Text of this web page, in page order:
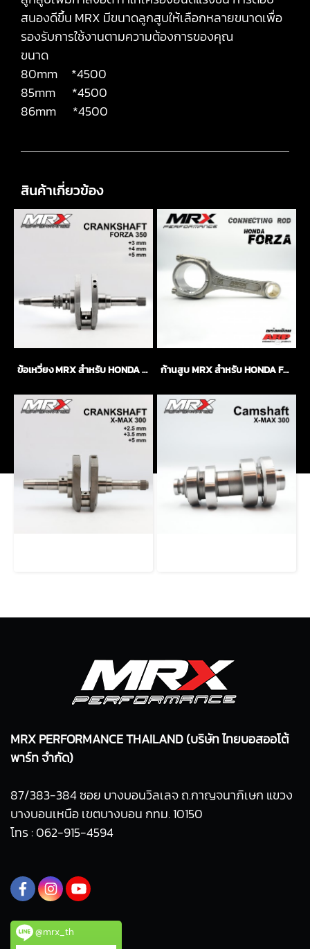
สนองดีขึ้น MRX มีขนาดลูกสูบให้เลือกหลายขนาดเพื่อ
รองรับการใช้งานตามความต้องการของคุณ
ขนาด
80mm *4500
85mm *4500
86mm *4500
สินค้าเกี่ยวข้อง
ข้อเหวี่ยง MRX สำหรับ HONDA FORZA ก้านสูบ MRX สำหรับ HONDA FORZA PIN 18mm.
MRX PERFORMANCE THAILAND (บริษัท ไทยบอสออโต้
พาร์ท จำกัด)
87/383-384 ซอย บางบอนวิลเลจ ถ.กาญจนาภิเษก แขวง
บางบอนเหนือ เขตบางบอน กทม. 10150
โทร : 062-915-4594
@mrx_th